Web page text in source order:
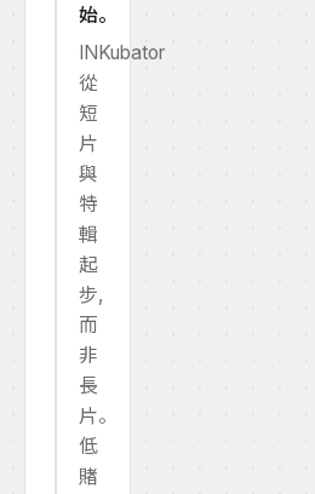
始。
INKubator
從
短
片
與
特
輯
起
步,
而
非
長
片。
低
賭